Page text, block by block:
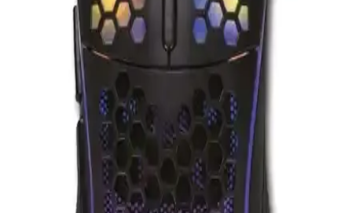
İki popüler oyuncu mouse'u Glorious Model O Kablosuz ve Razer
Viper V3 Hyperspeed'in özellikleri, kullanıcı yorumları ve
performans karşılaştırmasıyla en uygun seçimi yapın.
Rampage Mistral S45: Yüksek Hassasiyet ve
Dayanıklılık Sunan Oyun Mouse'u
Rampage Mistral S45, yüksek hassasiyet, programlanabilir tuşlar ve
dayanıklı tasarımıyla oyun performansını artıran ideal bir oyuncu
mouse'u. Ergonomik yapısı ve RGB tasarımıyla dikkat çekiyor.
Rampage SMX-G68 ve SMx-R83 Oyuncu Mouse
Karşılaştırması: Özellikler ve Kullanıcı Yorumları